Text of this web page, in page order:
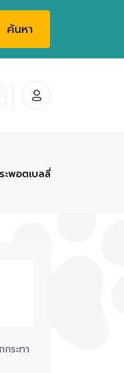
ค้นหา
ะพอตเบลลี่
ระทา